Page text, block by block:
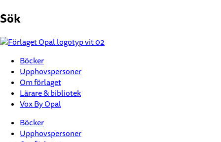
till
Sök
Böcker
Upphovspersoner
Om förlaget
Lärare & bibliotek
Vox By Opal
Böcker
Upphovspersoner